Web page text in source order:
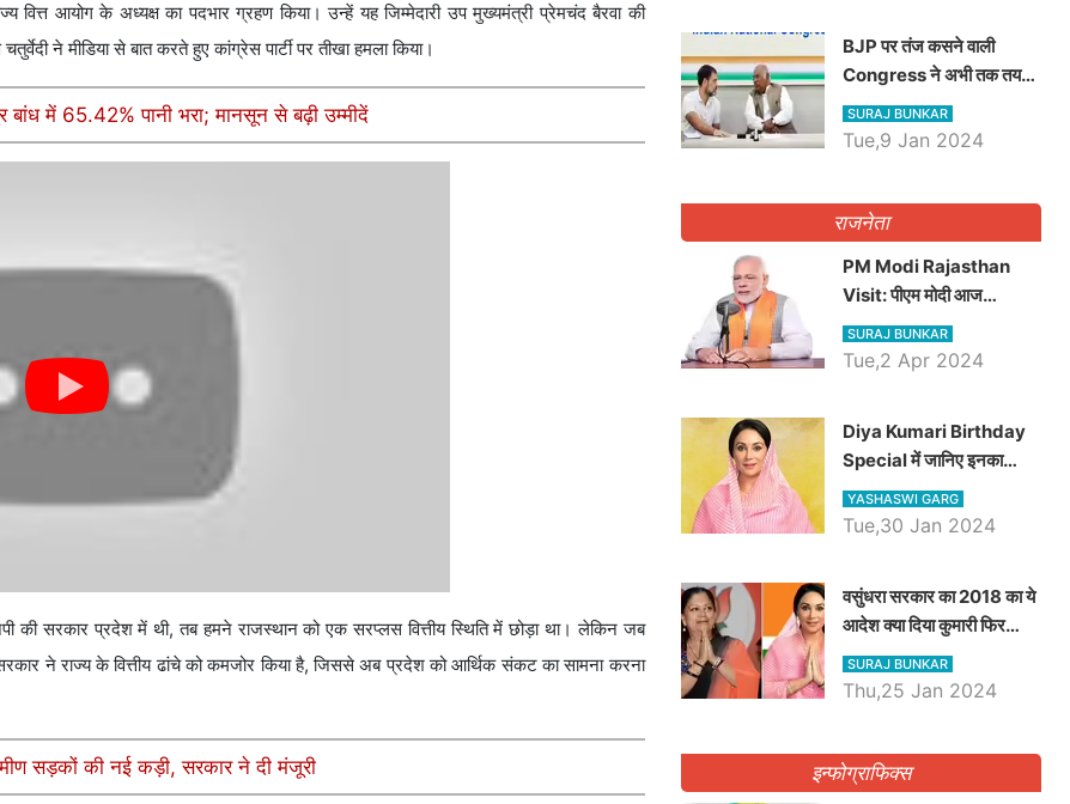
वित्त आयोग के अध्यक्ष का पदभार ग्रहण किया। उन्हें यह जिम्मेदारी उप मुख्यमंत्री प्रेमचंद बैरवा की
ने मीडिया से बात करते हुए कांग्रेस पार्टी पर तीखा हमला किया।
बांध में 65.42% पानी भरा; मानसून से बढ़ी उम्मीदें
की सरकार प्रदेश में थी, तब हमने राजस्थान को एक सरप्लस वित्तीय स्थिति में छोड़ा था। लेकिन जब
ने राज्य के वित्तीय ढांचे को कमजोर किया है, जिससे अब प्रदेश को आर्थिक संकट का सामना करना
सड़कों की नई कड़ी, सरकार ने दी मंजूरी
BJP पर तंज कसने वाली
Congress ने अभी तक तय
नहीं किया नेता प्रतिपक्ष, जानें
कौन होगा दावेदार
SURAJ BUNKAR
Tue,9 Jan 2024
राजनेता
PM Modi Rajasthan
Visit: पीएम मोदी आज
राजस्थान में कोटपूतली में करेंगे
विशाल रैली, एक सभा से 8 सीटों
SURAJ BUNKAR
Tue,2 Apr 2024
Diya Kumari Birthday
Special में जानिए इनका
राजकुमारी से राजस्थान की
डिप्टी सीएम बनने तक का सफर,
YASHASWI GARG
Tue,30 Jan 2024
वसुंधरा सरकार का 2018 का ये
आदेश क्या दिया कुमारी फिर
करेंगी लागू? कांग्रेस सरकार ने
किया था निरस्त
SURAJ BUNKAR
Thu,25 Jan 2024
इन्फोग्राफिक्स